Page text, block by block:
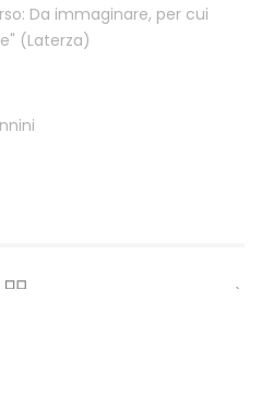
Da immaginare, per cui
(Laterza)